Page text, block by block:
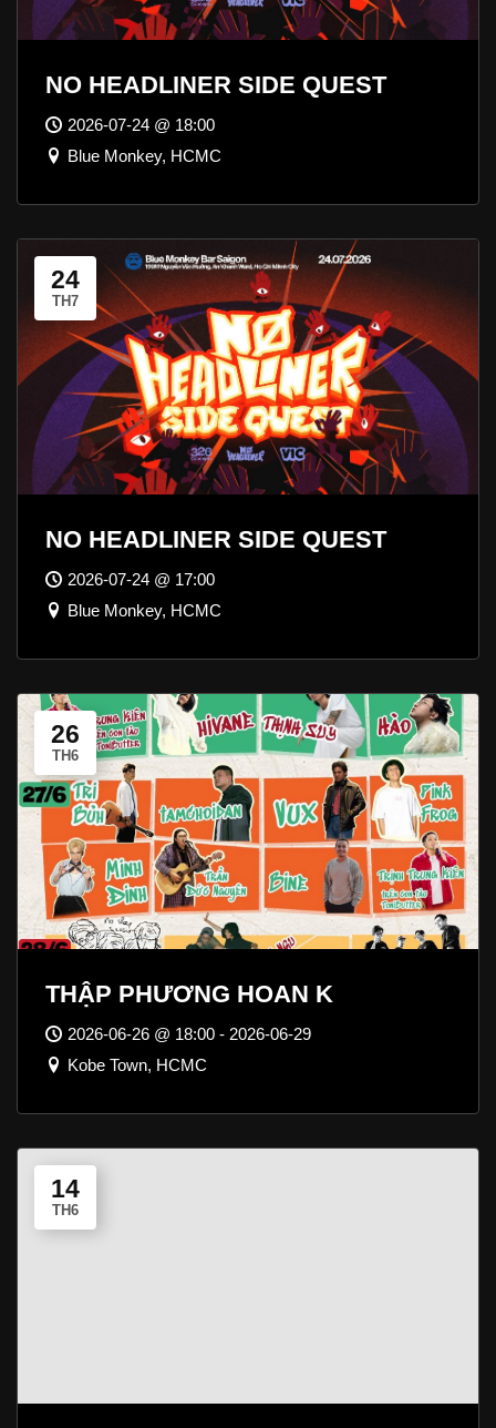
NO HEADLINER SIDE QUEST
2026-07-24 @ 18:00
Blue Monkey, HCMC
24
TH7
NO HEADLINER SIDE QUEST
2026-07-24 @ 17:00
Blue Monkey, HCMC
26
TH6
THẬP PHƯƠNG HOAN K
2026-06-26 @ 18:00 - 2026-06-29
Kobe Town, HCMC
14
TH6